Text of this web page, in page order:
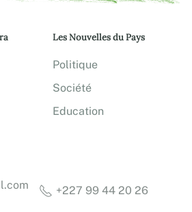
Les Nouvelles du Pays
Politique
Société
Education
+227 99 44 20 26